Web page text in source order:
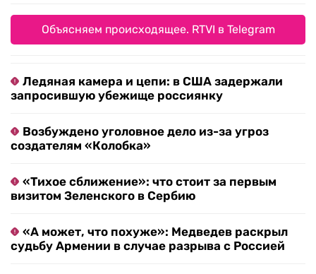
Объясняем происходящее. RTVI в Telegram
Ледяная камера и цепи: в США задержали
запросившую убежище россиянку
Возбуждено уголовное дело из-за угроз
создателям «Колобка»
«Тихое сближение»: что стоит за первым
визитом Зеленского в Сербию
«А может, что похуже»: Медведев раскрыл
судьбу Армении в случае разрыва с Россией